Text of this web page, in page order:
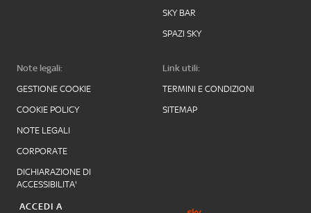
SKY BAR
SPAZI SKY
Note legali:
GESTIONE COOKIE
COOKIE POLICY
NOTE LEGALI
CORPORATE
DICHIARAZIONE DI
ACCESSIBILITA'
Link utili:
TERMINI E CONDIZIONI
SITEMAP
ACCEDI A